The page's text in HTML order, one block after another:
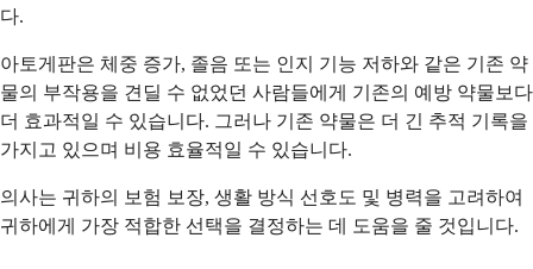
다.
아토게판은 체중 증가, 졸음 또는 인지 기능 저하와 같은 기존 약
물의 부작용을 견딜 수 없었던 사람들에게 기존의 예방 약물보다
더 효과적일 수 있습니다. 그러나 기존 약물은 더 긴 추적 기록을
가지고 있으며 비용 효율적일 수 있습니다.
의사는 귀하의 보험 보장, 생활 방식 선호도 및 병력을 고려하여
귀하에게 가장 적합한 선택을 결정하는 데 도움을 줄 것입니다.